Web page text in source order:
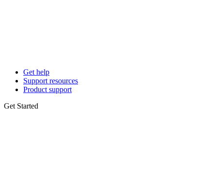
Get help
Support resources
Product support
Get Started